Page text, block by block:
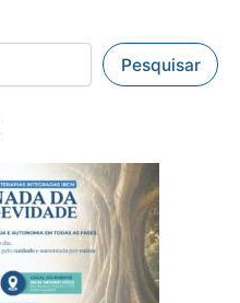
Pesquisar